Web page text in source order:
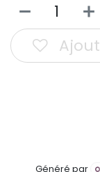
Généré par